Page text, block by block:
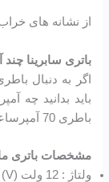
از نشانه های
باتری سابرینا
اگر به دنبال
باید بدانید چه
باطری 70 آمپرساعت پیشنهاد میشود.
مشخصات باتری
ولتاژ : 12 ولت (V)